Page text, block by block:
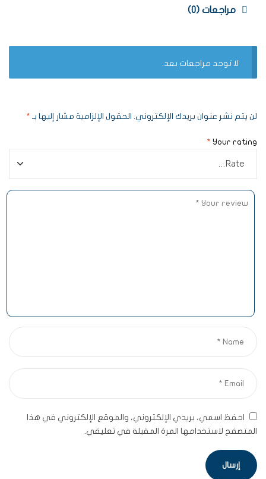
مراجعات (0)
لا توجد مراجعات بعد.
لن يتم نشر عنوان بريدك الإلكتروني. الحقول الإلزامية مشار إليها بـ *
Your rating
*
احفظ اسمي، بريدي الإلكتروني، والموقع الإلكتروني في هذا
المتصفح لاستخدامها المرة المقبلة في تعليقي.